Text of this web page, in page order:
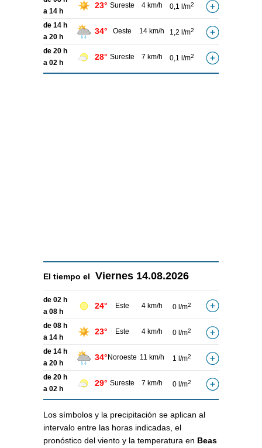
a 14 h
23° Sureste 4 km/h 0,1 l/m2
de 14 h
a 20 h
34° Oeste 14 km/h 1,2 l/m2
de 20 h
a 02 h
28° Sureste 7 km/h 0,1 l/m2
El tiempo el Viernes 14.08.2026
de 02 h
a 08 h
24° Este 4 km/h 0 l/m2
de 08 h
a 14 h
23° Este 4 km/h 0 l/m2
de 14 h
a 20 h
34° Noroeste 11 km/h 1 l/m2
de 20 h
a 02 h
29° Sureste 7 km/h 0 l/m2
Los símbolos y la precipitación se aplican al
intervalo entre las horas indicadas, el
pronóstico del viento y la temperatura en Beas